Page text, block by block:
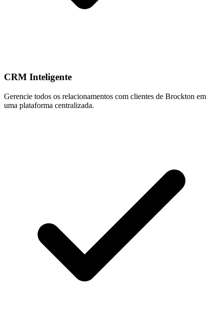
CRM Inteligente
Gerencie todos os relacionamentos com clientes de Brockton em
uma plataforma centralizada.